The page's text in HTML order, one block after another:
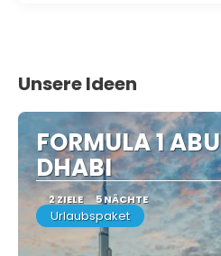
Unsere Ideen
FORMULA 1 ABU
DHABI
2 ZIELE 5 NÄCHTE
Urlaubspaket